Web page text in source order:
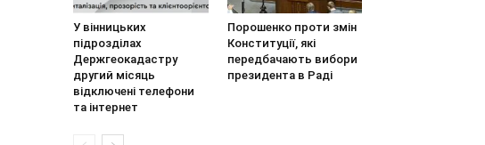
У вінницьких
підрозділах
Держгеокадастру
другий місяць
відключені телефони
та інтернет
Порошенко проти змін
Конституції, які
передбачають вибори
президента в Раді